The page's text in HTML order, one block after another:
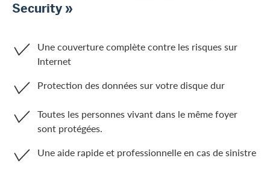
Security »
Une couverture complète contre les risques sur
Internet
Protection des données sur votre disque dur
Toutes les personnes vivant dans le même foyer
sont protégées.
Une aide rapide et professionnelle en cas de sinistre